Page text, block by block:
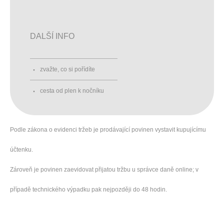
DALŠÍ INFO
zvažte, co si pořídíte
cesta od plen k nočníku
Podle zákona o evidenci tržeb je prodávající povinen vystavit kupujícímu
účtenku.
Zároveň je povinen zaevidovat přijatou tržbu u správce daně online; v
případě technického výpadku pak nejpozději do 48 hodin.